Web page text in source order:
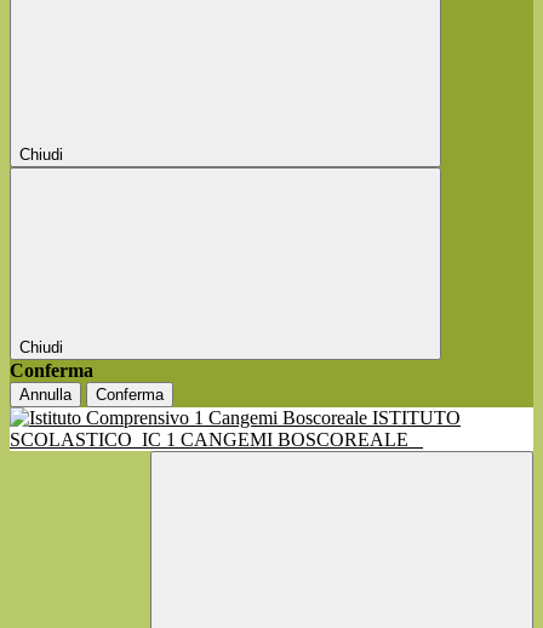
Chiudi
Chiudi
Conferma
Annulla Conferma
ISTITUTO
SCOLASTICO IC 1 CANGEMI BOSCOREALE